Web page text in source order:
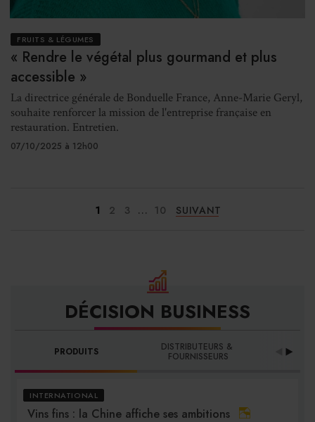
FRUITS & LÉGUMES
« Rendre le végétal plus gourmand et plus
accessible »
La directrice générale de Bonduelle France, Anne-Marie Geryl,
souhaite renforcer la mission de l'entreprise française en
restauration. Entretien.
07/10/2025 à 12h00
1 2 3 ... 10 SUIVANT
DÉCISION BUSINESS
PRODUITS DISTRIBUTEURS &
FOURNISSEURS
INTERNATIONAL
Vins fins : la Chine affiche ses ambitions